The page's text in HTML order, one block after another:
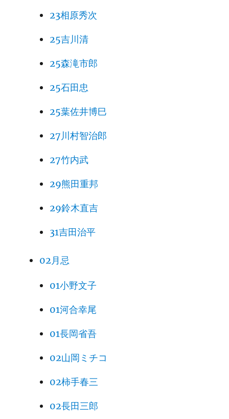
23相原秀次
25吉川清
25森滝市郎
25石田忠
25葉佐井博巳
27川村智治郎
27竹内武
29熊田重邦
29鈴木直吉
31吉田治平
02月忌
01小野文子
01河合幸尾
01長岡省吾
02山岡ミチコ
02柿手春三
02長田三郎